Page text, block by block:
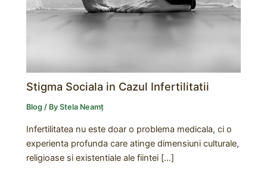
Stigma Sociala in Cazul Infertilitatii
Blog / ByStela Neamț
Infertilitatea nu este doar o problema medicala, ci o
experienta profunda care atinge dimensiuni culturale,
religioase si existentiale ale fiintei […]